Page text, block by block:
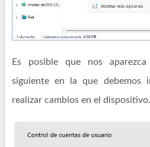
Es posible que nos
siguiente en la que debemos
realizar cambios en el dispositivo.